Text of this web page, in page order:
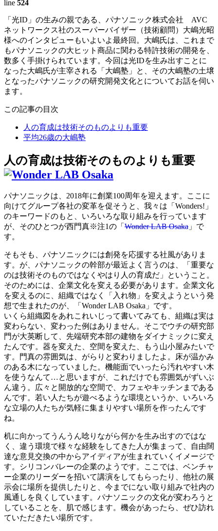
line 524
「光ID」の生みの親である、パナソニック株式会社 AVC
ネットワークス社のスーパーバイザー（技術顧問）大嶋光昭
様へのインタビューもいよいよ最終回。大嶋氏は、これまで
もパナソニックの大ヒット商品に関わる特許技術の開発を、
数多く手掛けられています。今回は光IDを生み出すことに
なった大嶋氏が主宰される「大嶋塾」と、その大嶋塾の土壌
となったパナソニックの研究開発文化とについてお話を伺い
ます。
この記事の目次
人の育成は技術そのものよりも重要
平均26歳の大嶋塾
人の育成は技術そのものよりも重要
パナソニックは、2018年に創業100周年を迎えます。ここに
向けてグループ各社の変革を促そうと、我々は「Wonders!」
のキーワードのもと、いろいろな取り組みを行っています
が、そのひとつが西門真※注1の「 Wonder LAB Osaka 」で
す。
そもそも、パナソニックには創発を応援する社風がありま
す。が、パナソニックの幹部が最近よく言うのは、「重要な
のは技術そのものではなくやはり人の育成だ」ということ。
そのためには、企業文化を変える必要があります。企業文化
を変えるのに、組織ではなく「入れ物」を変えようという発
想で生まれたのが、「Wonder LAB Osaka」です。
いくら組織図をあれこれいじって書いてみても、組織は実は
変わらない、変わった例はありません。そこでウチの研究部
門が大英断して、先端研究本部の建物をダイナミックに変え
たんです。器を変えた、空間を変えた、もう山小屋みたいで
す。門真の雰囲気は、がらりと変わりましたよ。床が温かみ
のある木になっていました。機能面でいったら汚れやすい木
を使うなんて…と思いますが、これだけでも雰囲気がずいぶ
ん違う。広々と開放的な空間で、カフェやキッチンまである
んです。若い人たちが遊べるような環境というか、いろいろ
な立場の人たちが気軽に集まりやすい場所を作ったんです
ね。
机に向かってうんうん唸りながら何かを生み出すのではな
く、違う環境で様々な経験をしてきた人が集まって、自由闊
達な意見交換の中からアイディアが生まれていくイメージで
す。シリコンバレーの企業のようです。ここでは、ベンチャ
ー企業のリーダーを招いて講演をしてもらったり、他社の展
示会に場所を提供したりと、今までにない取り組みで社内の
風通しを良くしています。パナソニックの文化が変わろうと
していることを、肌で感じます。機会があったら、ぜひ訪れ
ていただきたい場所です。